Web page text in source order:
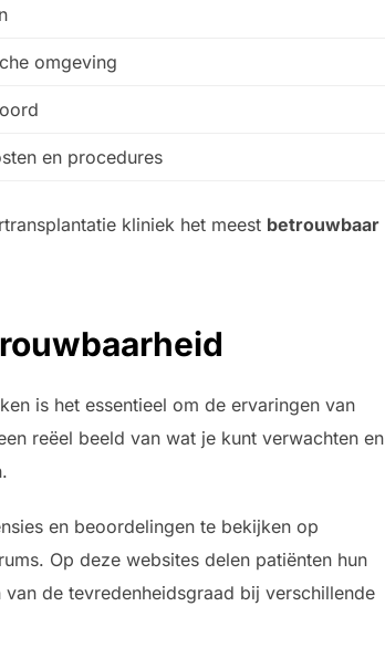
omgeving
en procedures
kliniek het meest betrouwbaar
is het essentieel om de ervaringen van
reëel beeld van wat je kunt verwachten en
en beoordelingen te bekijken op
Op deze websites delen patiënten hun
de tevredenheidsgraad bij verschillende